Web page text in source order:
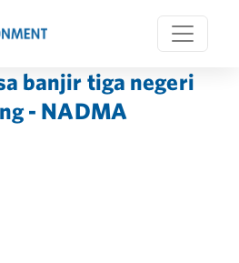
banjir tiga negeri
- NADMA